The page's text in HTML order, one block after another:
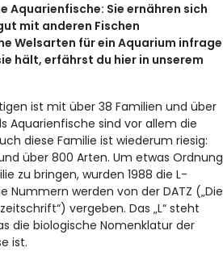
Aquarienfische: Sie ernähren sich
mit anderen Fischen
Welsarten für ein Aquarium infrage
hält, erfährst du hier in unserem
ist mit über 38 Familien und über
Aquarienfische sind vor allem die
diese Familie ist wiederum riesig:
über 800 Arten. Um etwas Ordnung
zu bringen, wurden 1988 die L-
Nummern werden von der DATZ („Die
vergeben. Das „L“ steht
die biologische Nomenklatur der
ist.